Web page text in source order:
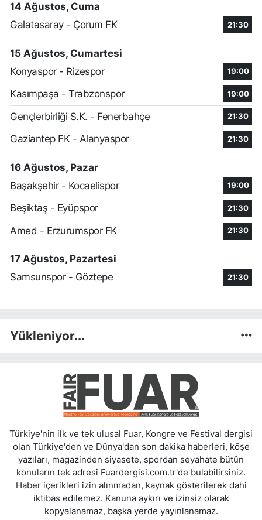
14 Ağustos, Cuma
Galatasaray - Çorum FK
21:30
15 Ağustos, Cumartesi
Konyaspor - Rizespor
19:00
Kasımpaşa - Trabzonspor 19:00
Gençlerbirliği S.K. - Fenerbahçe 21:30
Gaziantep FK - Alanyaspor 21:30
16 Ağustos, Pazar
Başakşehir - Kocaelispor
19:00
Beşiktaş - Eyüpspor 21:30
Amed - Erzurumspor FK 21:30
17 Ağustos, Pazartesi
Samsunspor - Göztepe
21:30
Yükleniyor...
Türkiye'nin ilk ve tek ulusal Fuar, Kongre ve Festival dergisi
olan Türkiye'den ve Dünya'dan son dakika haberleri, köşe
yazıları, magazinden siyasete, spordan seyahate bütün
konuların tek adresi Fuardergisi.com.tr'de bulabilirsiniz.
Haber içerikleri izin alınmadan, kaynak gösterilerek dahi
iktibas edilemez. Kanuna aykırı ve izinsiz olarak
kopyalanamaz, başka yerde yayınlanamaz.